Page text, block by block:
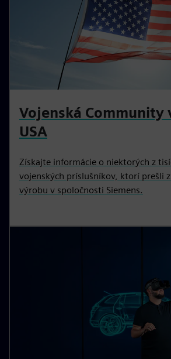
Vojenská Community
USA
Získajte informácie o niektorých z
vojenských príslušníkov, ktorí prešli
výrobu v spoločnosti Siemens.